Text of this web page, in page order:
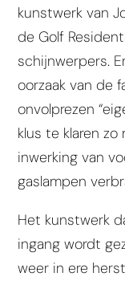
kunstwerk van
de Golf
schijnwerpers.
oorzaak van de
onvolprezen
klus te klaren zo
inwerking van
gaslampen
Het kunstwerk
ingang wordt
weer in ere